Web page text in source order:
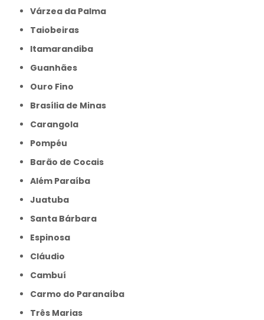
Várzea da Palma
Taiobeiras
Itamarandiba
Guanhães
Ouro Fino
Brasília de Minas
Carangola
Pompéu
Barão de Cocais
Além Paraíba
Juatuba
Santa Bárbara
Espinosa
Cláudio
Cambuí
Carmo do Paranaíba
Três Marias